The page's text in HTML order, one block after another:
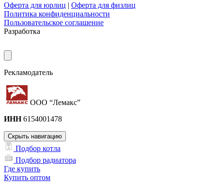
Оферта для юрлиц | Оферта для физлиц
Политика конфиденциальности
Пользовательское соглашение
Разработка
Рекламодатель
ООО “Лемакс”
ИНН6154001478
Скрыть навигацию
Подбор котла
Подбор радиатора
Где купить
Купить оптом